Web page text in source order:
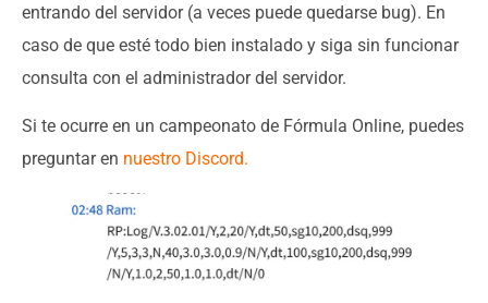
entrando del servidor (a veces puede quedarse bug). En
caso de que esté todo bien instalado y siga sin funcionar
consulta con el administrador del servidor.
Si te ocurre en un campeonato de Fórmula Online, puedes
preguntar en nuestro Discord.